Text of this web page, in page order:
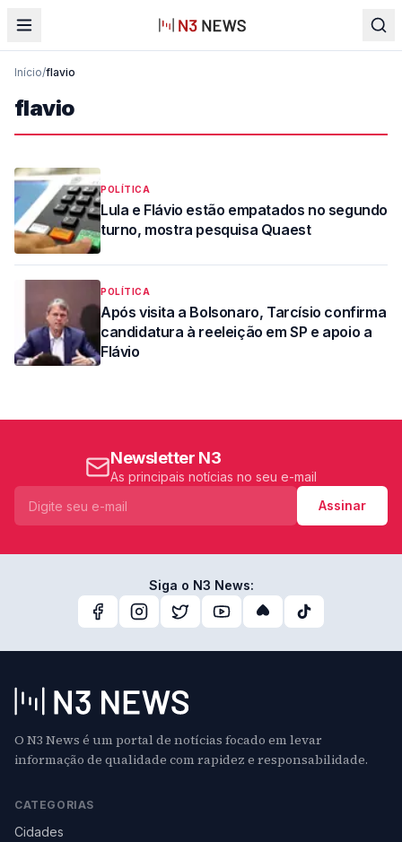
Início/flavio
flavio
POLÍTICA
Lula e Flávio estão empatados no segundo
turno, mostra pesquisa Quaest
POLÍTICA
Após visita a Bolsonaro, Tarcísio confirma
candidatura à reeleição em SP e apoio a
Flávio
Newsletter N3
As principais notícias no seu e-mail
Assinar
Siga o N3 News:
O N3 News é um portal de notícias focado em levar
informação de qualidade com rapidez e responsabilidade.
CATEGORIAS
Cidades